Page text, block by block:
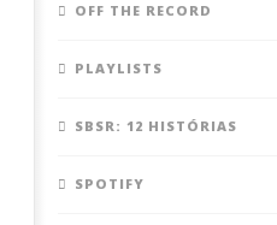
OFF THE RECORD
PLAYLISTS
SBSR: 12 HISTÓRIAS
SPOTIFY